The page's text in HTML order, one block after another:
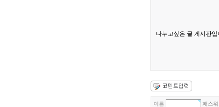
나누고싶은 글 게시판입
이름 패스